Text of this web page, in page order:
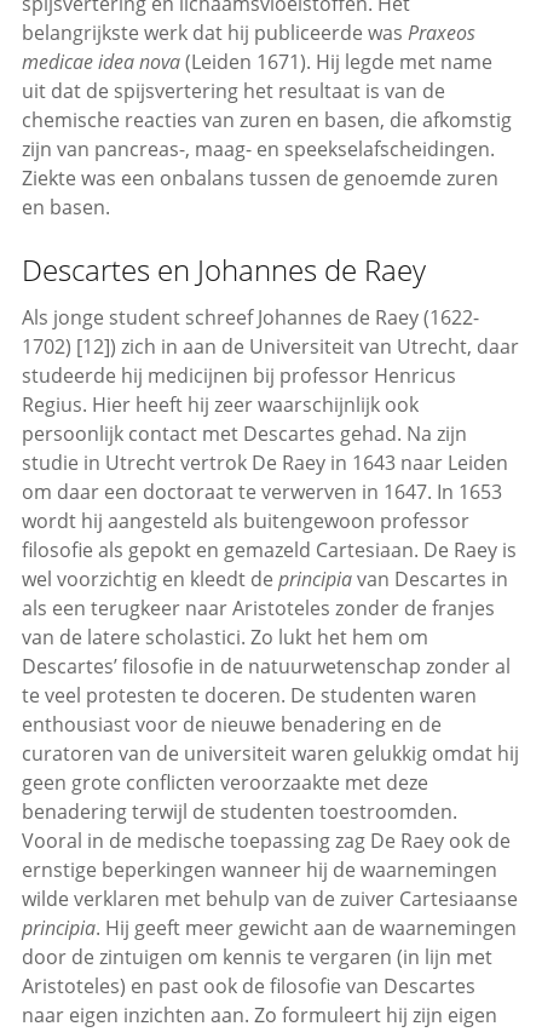
belangrijkste werk dat hij publiceerde was Praxeos
medicae idea nova(Leiden 1671). Hij legde met name
uit dat de spijsvertering het resultaat is van de
chemische reacties van zuren en basen, die afkomstig
zijn van pancreas-, maag- en speekselafscheidingen.
Ziekte was een onbalans tussen de genoemde zuren
en basen.
Descartes en Johannes de Raey
Als jonge student schreef Johannes de Raey (1622-
1702) [12]) zich in aan de Universiteit van Utrecht, daar
studeerde hij medicijnen bij professor Henricus
Regius. Hier heeft hij zeer waarschijnlijk ook
persoonlijk contact met Descartes gehad. Na zijn
studie in Utrecht vertrok De Raey in 1643 naar Leiden
om daar een doctoraat te verwerven in 1647. In 1653
wordt hij aangesteld als buitengewoon professor
filosofie als gepokt en gemazeld Cartesiaan. De Raey is
wel voorzichtig en kleedt de principiavan Descartes in
als een terugkeer naar Aristoteles zonder de franjes
van de latere scholastici. Zo lukt het hem om
Descartes’ filosofie in de natuurwetenschap zonder al
te veel protesten te doceren. De studenten waren
enthousiast voor de nieuwe benadering en de
curatoren van de universiteit waren gelukkig omdat hij
geen grote conflicten veroorzaakte met deze
benadering terwijl de studenten toestroomden.
Vooral in de medische toepassing zag De Raey ook de
ernstige beperkingen wanneer hij de waarnemingen
wilde verklaren met behulp van de zuiver Cartesiaanse
principia. Hij geeft meer gewicht aan de waarnemingen
door de zintuigen om kennis te vergaren (in lijn met
Aristoteles) en past ook de filosofie van Descartes
naar eigen inzichten aan. Zo formuleert hij zijn eigen